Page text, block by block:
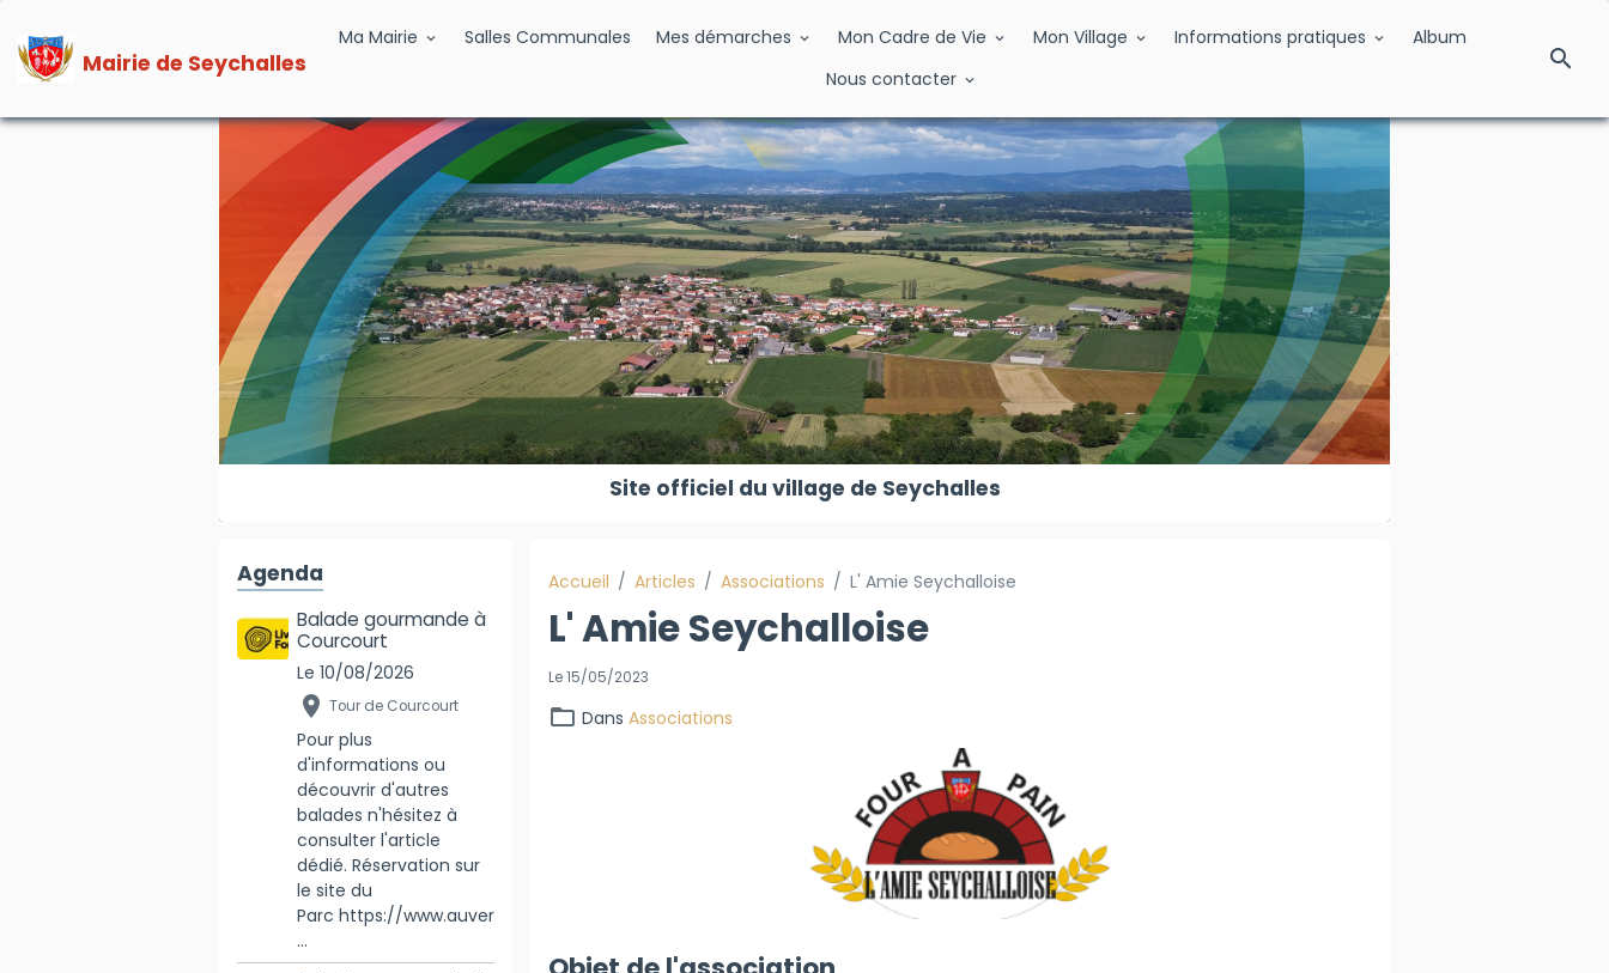
Mairie de Seychalles
Ma Mairie Salles Communales Mes démarches Mon Cadre de Vie Mon Village Informations pratiques
Album
Nous contacter
Site officiel du village de Seychalles
Accueil Articles Associations L' Amie Seychalloise
L' Amie Seychalloise
Le 15/05/2023
Dans Associations
Agenda
Balade gourmande à
Courcourt
Le 10/08/2026
Tour de Courcourt
Pour plus
d'informations ou
découvrir d'autres
balades n'hésitez à
consulter l'article
dédié. Réservation sur
le site du
Parc https://www.auver
...